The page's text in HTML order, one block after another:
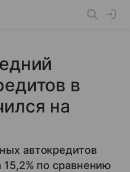
в
на
автокредитов
15,2% по сравнению